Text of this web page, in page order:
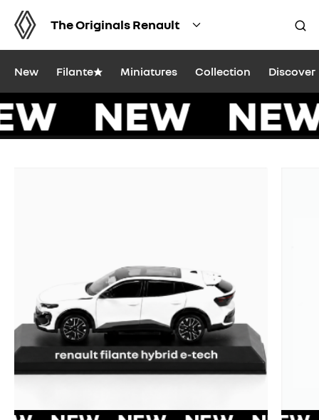
The Originals Renault
New Filante★ Miniatures Collection Discover
NEW